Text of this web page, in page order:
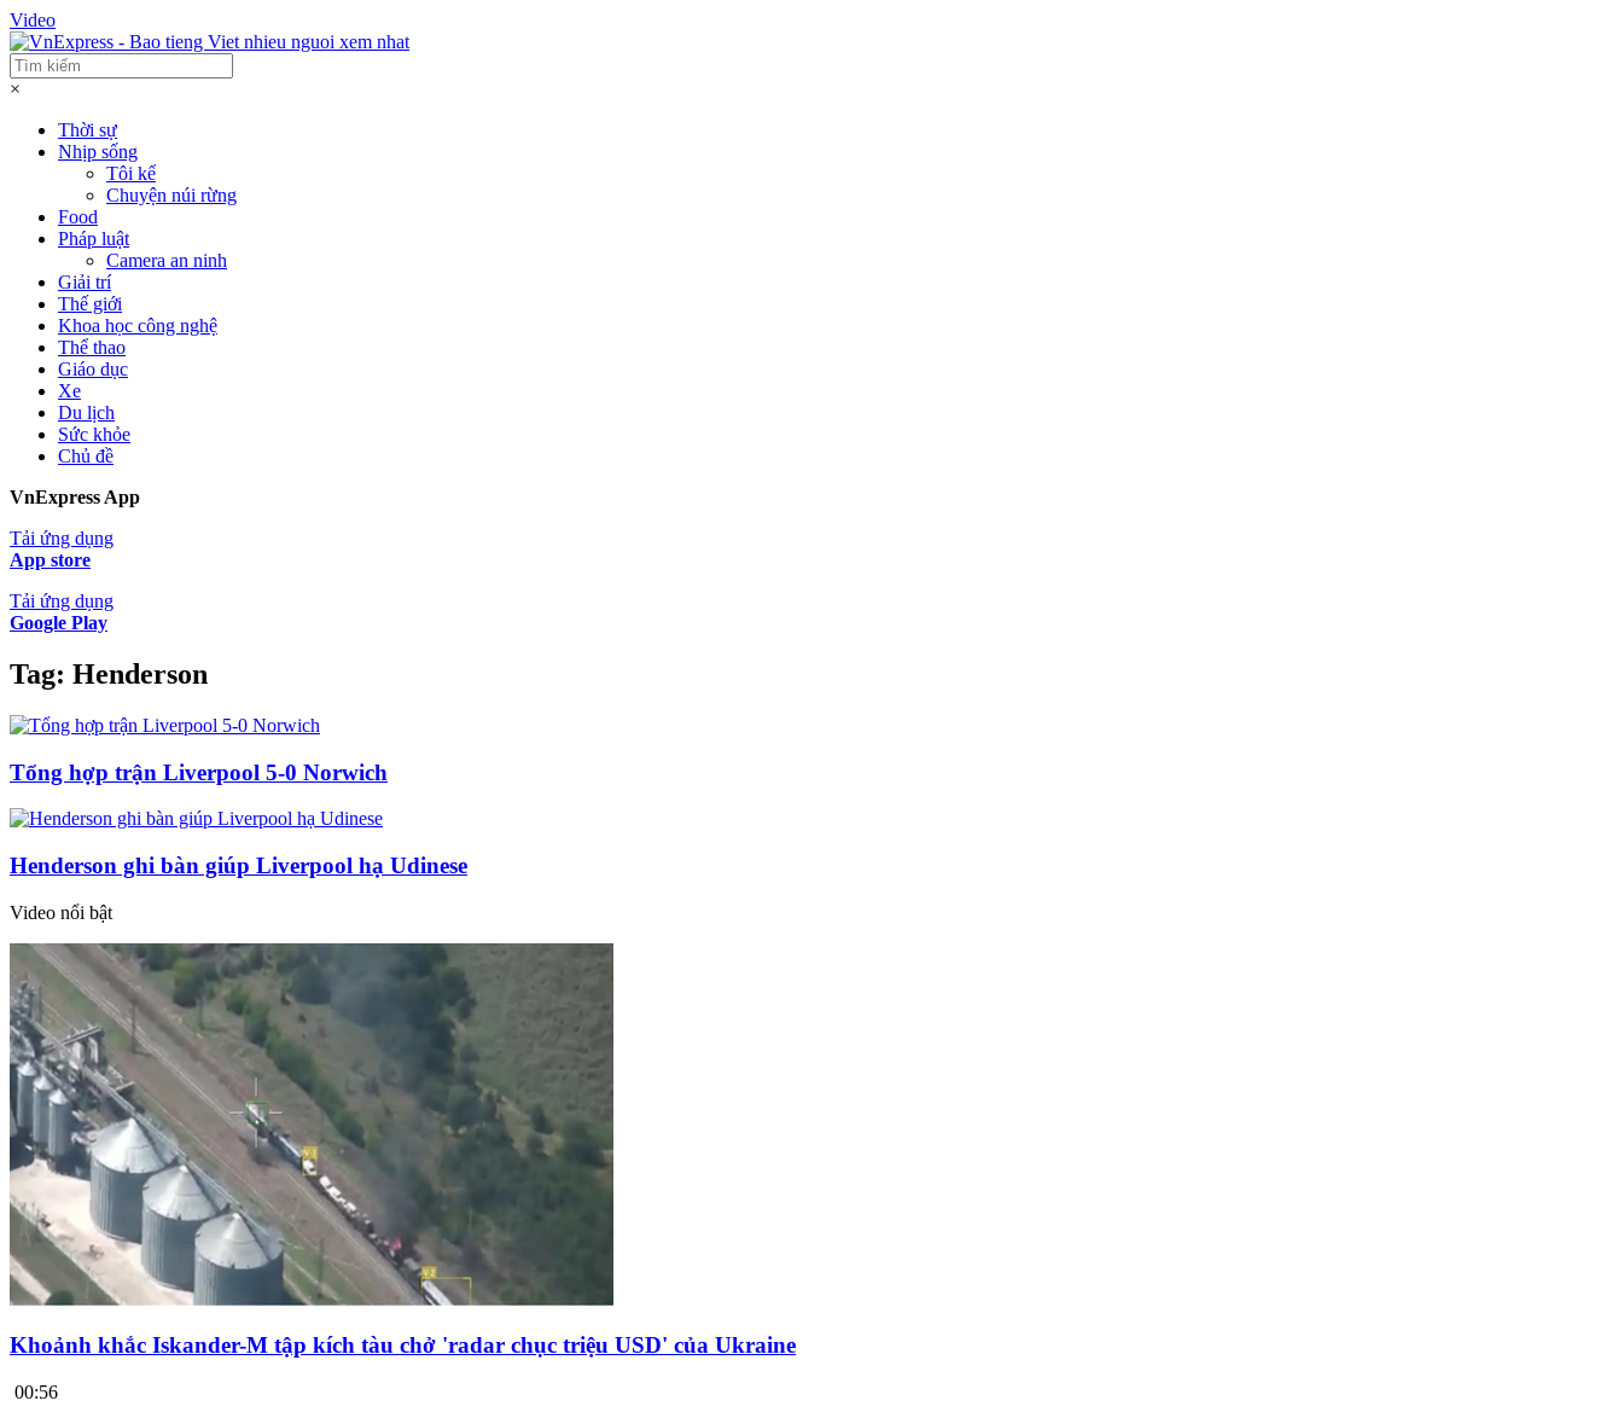
Video
×
Thời sự
Nhịp sống
Tôi kể
Chuyện núi rừng
Food
Pháp luật
Camera an ninh
Giải trí
Thế giới
Khoa học công nghệ
Thể thao
Giáo dục
Xe
Du lịch
Sức khỏe
Chủ đề
VnExpress App
Tải ứng dụng
App store
Tải ứng dụng
Google Play
Tag: Henderson
Tổng hợp trận Liverpool 5-0 Norwich
Henderson ghi bàn giúp Liverpool hạ Udinese
Video nổi bật
Khoảnh khắc Iskander-M tập kích tàu chở 'radar chục triệu USD' của Ukraine
00:56